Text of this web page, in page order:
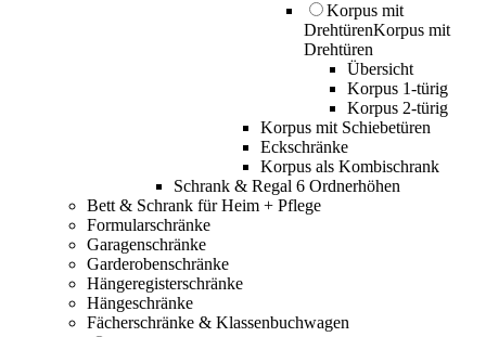
Korpus mit
DrehtürenKorpus mit
Drehtüren
Übersicht
Korpus 1-türig
Korpus 2-türig
Korpus mit Schiebetüren
Eckschränke
Korpus als Kombischrank
Schrank & Regal 6 Ordnerhöhen
Bett & Schrank für Heim + Pflege
Formularschränke
Garagenschränke
Garderobenschränke
Hängeregisterschränke
Hängeschränke
Fächerschränke & Klassenbuchwagen